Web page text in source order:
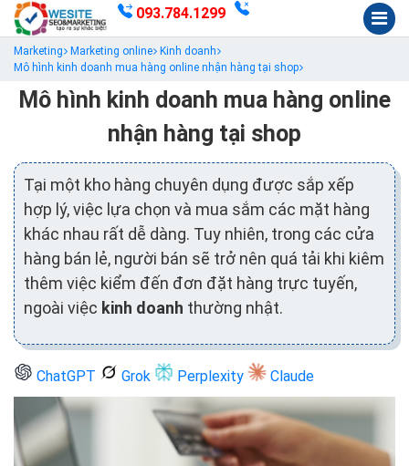
093.784.1299
Marketing Marketing online
Kinh doanh
Mô hình kinh doanh mua hàng online nhận hàng tại shop
Mô hình kinh doanh mua hàng online
nhận hàng tại shop
Tại một kho hàng chuyên dụng được sắp xếp
hợp lý, việc lựa chọn và mua sắm các mặt hàng
khác nhau rất dễ dàng. Tuy nhiên, trong các cửa
hàng bán lẻ, người bán sẽ trở nên quá tải khi kiêm
thêm việc kiểm đến đơn đặt hàng trực tuyến,
ngoài việc kinh doanh thường nhật.
ChatGPT Grok Perplexity Claude